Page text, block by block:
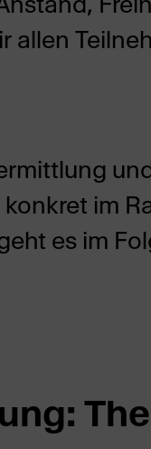
allen
im
es im